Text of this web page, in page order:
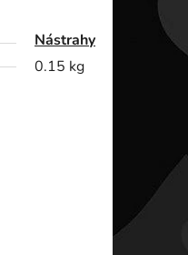
Nástrahy
0.15 kg